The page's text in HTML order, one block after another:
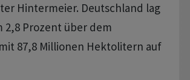
Hintermeier. Deutschland lag
2,8 Prozent über dem
87,8 Millionen Hektolitern auf